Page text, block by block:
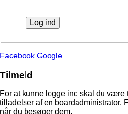
Facebook Google
Tilmeld
For at kunne logge ind skal du være
tilladelser af en boardadministrator.
når du besøger dem.